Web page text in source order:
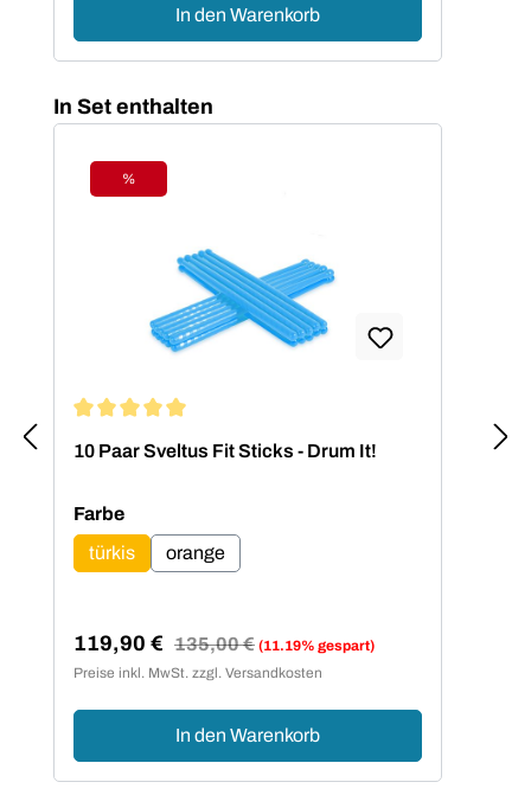
In den Warenkorb
Produktgalerie überspringen
In Set enthalten
Rabatt
%
10 Paar Sveltus Fit Sticks - Drum It!
Farbeauswählen
türkis
orange
Verkaufspreis:
119,90 € Regulärer Preis:
135,00 € (11.19% gespart)
Preise inkl. MwSt. zzgl. Versandkosten
In den Warenkorb
2